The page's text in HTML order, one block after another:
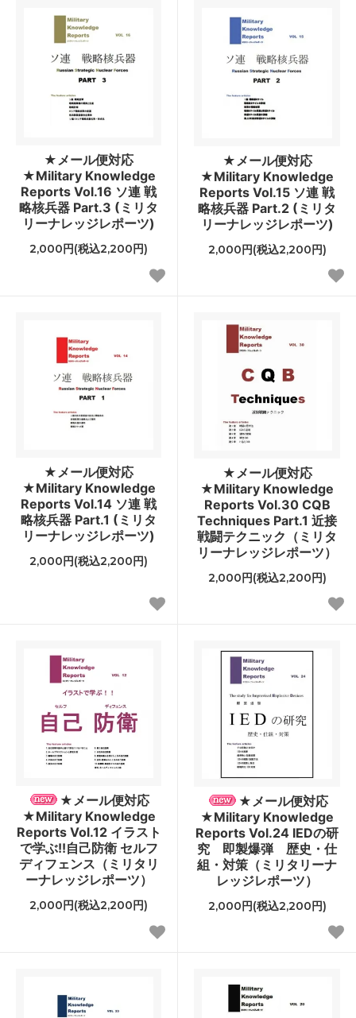
★メール便対応
★Military Knowledge
Reports Vol.16 ソ連 戦
略核兵器 Part.3 (ミリタ
リーナレッジレポーツ)
2,000円(税込2,200円)
★メール便対応
★Military Knowledge
Reports Vol.15 ソ連 戦
略核兵器 Part.2 (ミリタ
リーナレッジレポーツ)
2,000円(税込2,200円)
★メール便対応
★Military Knowledge
Reports Vol.14 ソ連 戦
略核兵器 Part.1 (ミリタ
リーナレッジレポーツ)
2,000円(税込2,200円)
★メール便対応
★Military Knowledge
Reports Vol.30 CQB
Techniques Part.1 近接
戦闘テクニック（ミリタ
リーナレッジレポーツ）
2,000円(税込2,200円)
★メール便対応
★Military Knowledge
Reports Vol.12 イラスト
で学ぶ!!自己防衛 セルフ
ディフェンス（ミリタリ
ーナレッジレポーツ）
2,000円(税込2,200円)
★メール便対応
★Military Knowledge
Reports Vol.24 IEDの研
究 即製爆弾 歴史・仕
組・対策（ミリタリーナ
レッジレポーツ）
2,000円(税込2,200円)